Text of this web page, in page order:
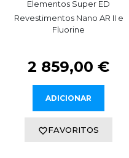
Elementos Super ED
Revestimentos Nano AR II e
Fluorine
2 859,00 €
ADICIONAR
FAVORITOS